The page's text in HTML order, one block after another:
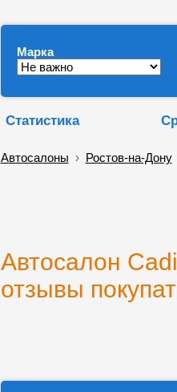
Марка
Статистика
Автосалоны › Ростов-на-Дону
Автосалон
отзывы